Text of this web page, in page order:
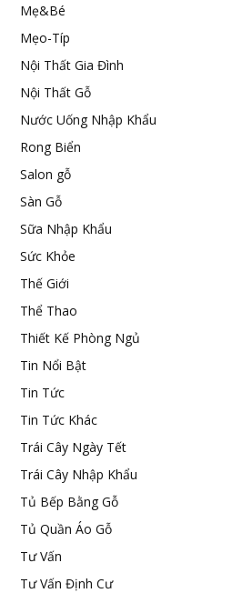
Mẹ&Bé
Mẹo-Típ
Nội Thất Gia Đình
Nội Thất Gỗ
Nước Uống Nhập Khẩu
Rong Biển
Salon gỗ
Sàn Gỗ
Sữa Nhập Khẩu
Sức Khỏe
Thế Giới
Thể Thao
Thiết Kế Phòng Ngủ
Tin Nổi Bật
Tin Tức
Tin Tức Khác
Trái Cây Ngày Tết
Trái Cây Nhập Khẩu
Tủ Bếp Bằng Gỗ
Tủ Quần Áo Gỗ
Tư Vấn
Tư Vấn Định Cư